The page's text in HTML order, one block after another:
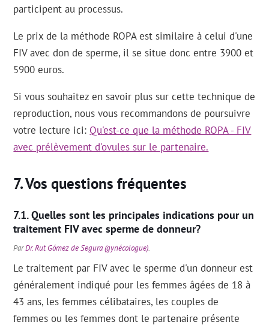
participent au processus.
Le prix de la méthode ROPA est similaire à celui d'une
FIV avec don de sperme, il se situe donc entre 3900 et
5900 euros.
Si vous souhaitez en savoir plus sur cette technique de
reproduction, nous vous recommandons de poursuivre
votre lecture ici: Qu'est-ce que la méthode ROPA - FIV
avec prélèvement d'ovules sur le partenaire.
Vos questions fréquentes
Quelles sont les principales indications pour un
traitement FIV avec sperme de donneur?
ParDr. Rut Gómez de Segura (gynécologue).
Le traitement par FIV avec le sperme d'un donneur est
généralement indiqué pour les femmes âgées de 18 à
43 ans, les femmes célibataires, les couples de
femmes ou les femmes dont le partenaire présente